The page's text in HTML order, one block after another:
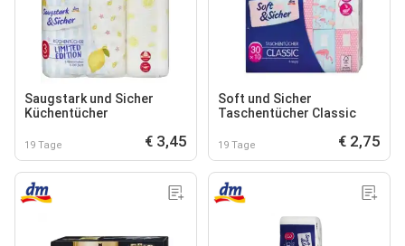
Saugstark und Sicher
Küchentücher
19 Tage € 3,45
Soft und Sicher
Taschentücher Classic
19 Tage € 2,75